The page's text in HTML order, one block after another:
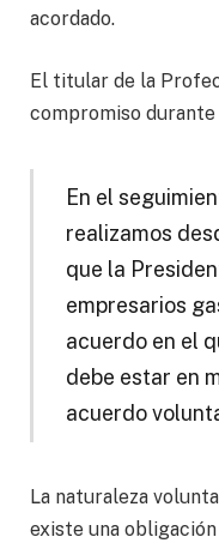
acordado.
El titular de la
compromiso
En el
realizamos
que la
empresarios
acuerdo en el
debe estar en
acuerdo
La naturaleza
existe una